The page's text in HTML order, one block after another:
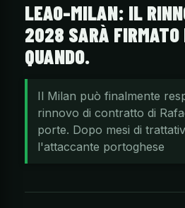
LEAO-MILAN: IL
2028 SARÀ FIRMATO
QUANDO.
Il Milan può finalmente
rinnovo di contratto di
porte. Dopo mesi di
l'attaccante portoghese